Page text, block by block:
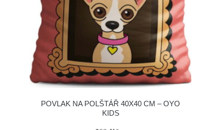
POVLAK NA POLŠTÁŘ 40X40 CM – OYO
KIDS